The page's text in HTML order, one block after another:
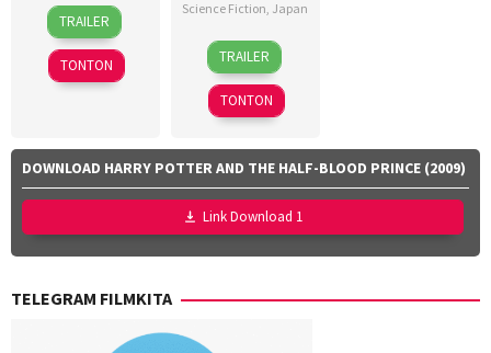
23
Apr
2023
John
Caird,
Makoto
Nagai,
TRAILER
TONTON
Science Fiction Japan
4
Aug
2023
Hitoshi
One
TRAILER
TONTON
DOWNLOAD HARRY POTTER AND THE HALF-BLOOD PRINCE (2009)
Link Download 1
TELEGRAM FILMKITA